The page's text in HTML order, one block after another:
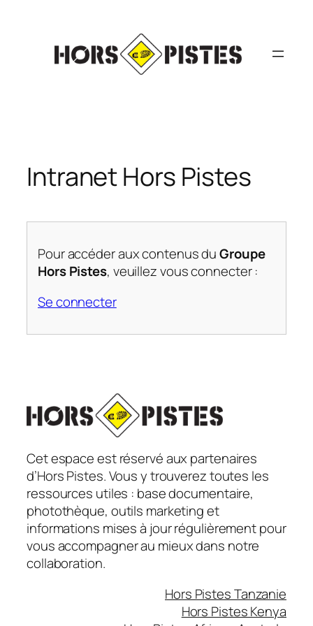
contenu
Intranet Hors Pistes
Pour accéder aux contenus duGroupe
Hors Pistes, veuillez vous connecter :
Se connecter
Cet espace est réservé aux partenaires
d’Hors Pistes. Vous y trouverez toutes les
ressources utiles : base documentaire,
photothèque, outils marketing et
informations mises à jour régulièrement pour
vous accompagner au mieux dans notre
collaboration.
Hors Pistes Tanzanie
Hors Pistes Kenya